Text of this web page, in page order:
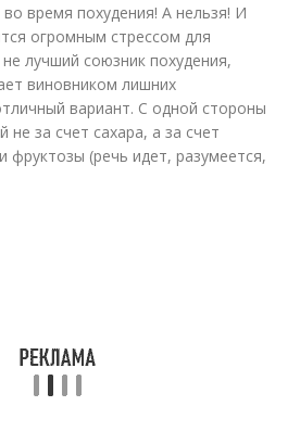
время похудения! А нельзя! И
огромным стрессом для
лучший союзник похудения,
виновником лишних
вариант. С одной стороны
не за счет сахара, а за счет
фруктозы (речь идет, разумеется,